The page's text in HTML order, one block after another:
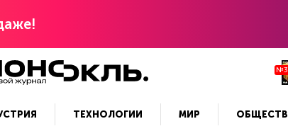
ТЕХНОЛОГИИ МИР